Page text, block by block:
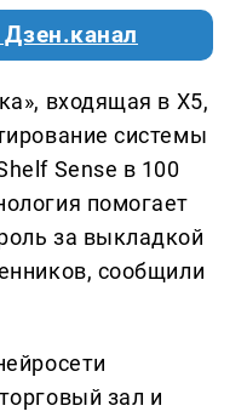
Дзен.канал
входящая в Х5,
системы
Sense в 100
помогает
за выкладкой
сообщили
зал и